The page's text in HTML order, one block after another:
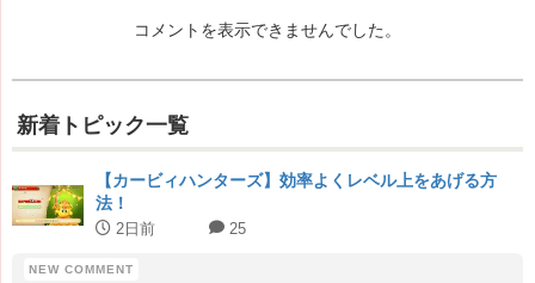
コメントを表示できませんでした。
新着トピック一覧
【カービィハンターズ】効率よくレベル上をあげる方
法！
2日前 25